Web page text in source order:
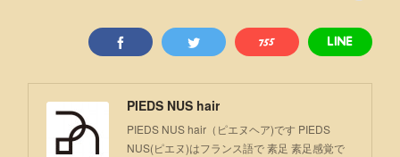
PIEDS NUS hair
PIEDS NUS hair（ピエヌヘア)です PIEDS
NUS(ピエヌ)はフランス語で 素足 素足感覚で